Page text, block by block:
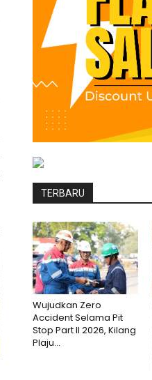
TERBARU
Wujudkan Zero
Accident Selama Pit
Stop Part II 2026, Kilang
Plaju...